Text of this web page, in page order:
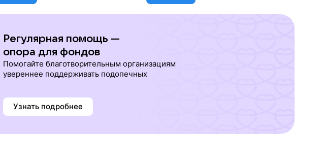
Регулярная помощь —
опора для фондов
Помогайте благотворительным организациям
увереннее поддерживать подопечных
Узнать подробнее